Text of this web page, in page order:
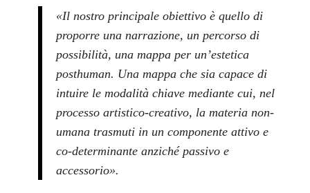
«Il nostro principale obiettivo è quello di
proporre una narrazione, un percorso di
possibilità, una mappa per un’estetica
posthuman. Una mappa che sia capace di
intuire le modalità chiave mediante cui, nel
processo artistico-creativo, la materia non-
umana trasmuti in un componente attivo e
co-determinante anziché passivo e
accessorio».